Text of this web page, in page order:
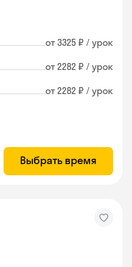
от 3325 ₽ / урок
от 2282 ₽ / урок
от 2282 ₽ / урок
Выбрать время